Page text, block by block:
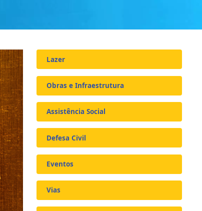
Lazer
Obras e Infraestrutura
Assistência Social
Defesa Civil
Eventos
Vias